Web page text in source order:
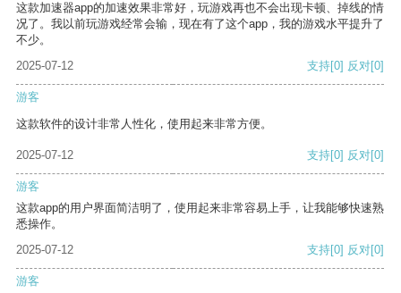
这款加速器app的加速效果非常好，玩游戏再也不会出现卡顿、掉线的情
况了。我以前玩游戏经常会输，现在有了这个app，我的游戏水平提升了
不少。
2025-07-12
支持[0] 反对[0]
游客
这款软件的设计非常人性化，使用起来非常方便。
2025-07-12 支持[0] 反对[0]
游客
这款app的用户界面简洁明了，使用起来非常容易上手，让我能够快速熟
悉操作。
2025-07-12
支持[0] 反对[0]
游客